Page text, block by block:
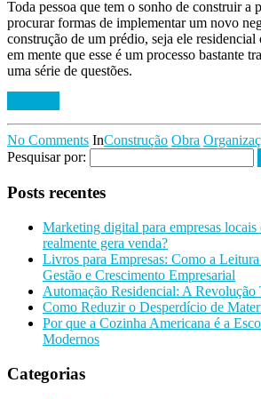
Toda pessoa que tem o sonho de construir a
procurar formas de implementar um novo
construção de um prédio, seja ele
em mente que esse é um processo bastante
uma série de questões.
No Comments InConstrução Obra
Pesquisar por:
Posts recentes
Marketing digital para empresas
realmente gera venda?
Livros para Empresas: Como a
Gestão e Crescimento Empresarial
Automação Residencial: A
Como Reduzir o Desperdício de
Por que a Cozinha Americana é a
Modernos
Categorias